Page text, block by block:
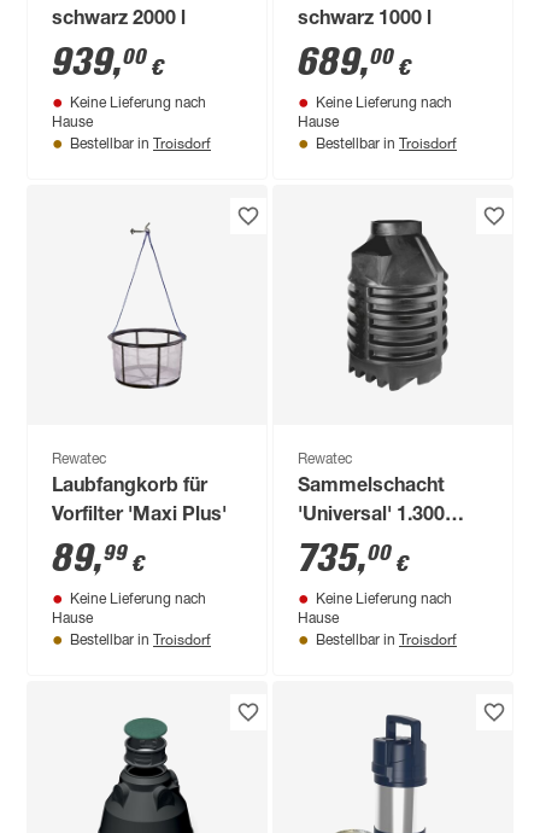
schwarz 2000 l
939,00 €
Keine Lieferung nach
Hause
Bestellbar in Troisdorf
schwarz 1000 l
689,00 €
Keine Lieferung nach
Hause
Bestellbar in Troisdorf
Rewatec
Laubfangkorb für
Vorfilter 'Maxi Plus'
89,99 €
Keine Lieferung nach
Hause
Bestellbar in Troisdorf
Rewatec
Sammelschacht
'Universal' 1.300
Liter
735,00 €
Keine Lieferung nach
Hause
Bestellbar in Troisdorf